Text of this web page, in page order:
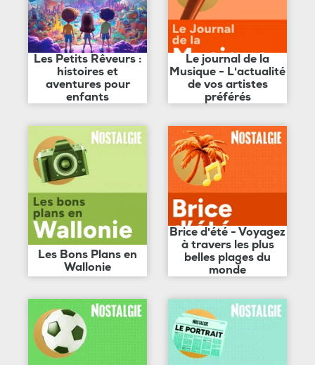
Les Petits Rêveurs :
histoires et
aventures pour
enfants
Le journal de la
Musique - L'actualité
de vos artistes
préférés
Les Bons Plans en
Wallonie
Brice d'été - Voyagez
à travers les plus
belles plages du
monde